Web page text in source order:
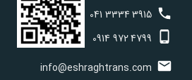
041 33343915
0914 9724799
info@eshraghtrans.com